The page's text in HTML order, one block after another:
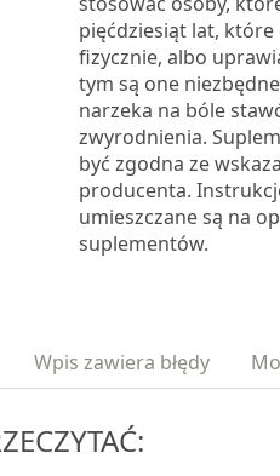
pięćdziesiąt lat,
fizycznie, albo
tym są one
narzeka na bóle
zwyrodnienia.
być zgodna ze
producenta.
umieszczane są na
suplementów.
Wpis zawiera błędy